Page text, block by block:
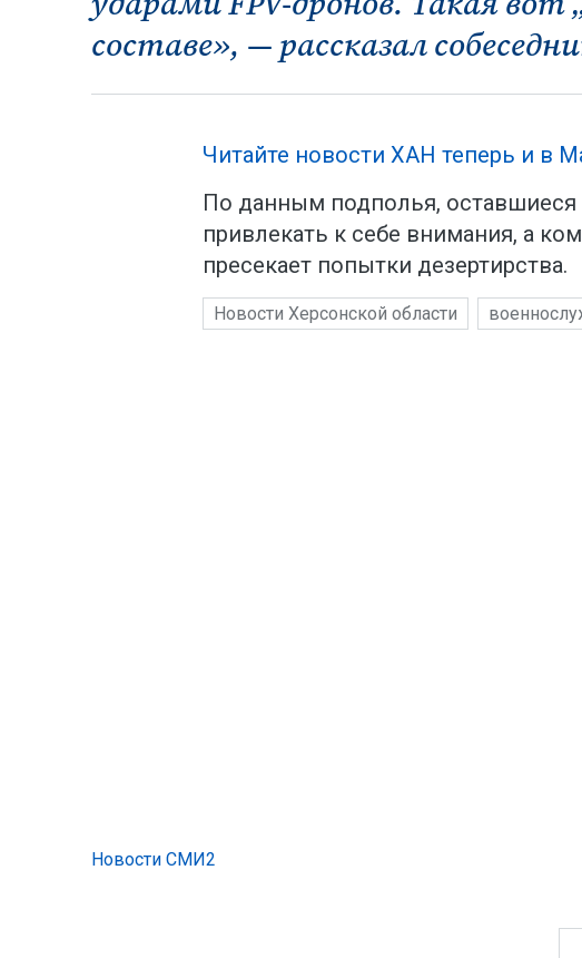
составе», — рассказал
Читайте новости ХАН теперь и в
По данным подполья, оставшиеся
привлекать к себе внимания, а
пресекает попытки дезертирства.
Новости Херсонской области
Новости СМИ2